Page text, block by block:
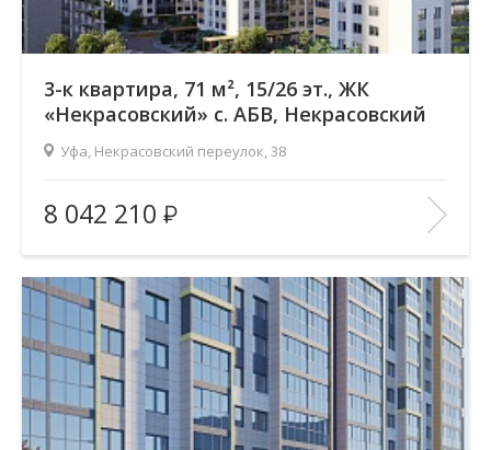
3-к квартира, 71 м², 15/26 эт., ЖК
«Некрасовский» с. АБВ, Некрасовский
переулок
Уфа, Некрасовский переулок, 38
Жилой комплекс:
ЖК «Некрасовский» с. АБВ
Количество комнат:
3
Район:
Зеленая роща
Этажность:
26
Общая площадь:
71.17 м 2
Отделка помещения:
без отделки
Год постройки дома:
—
В ИЗБРАННОЕ
8 042 210